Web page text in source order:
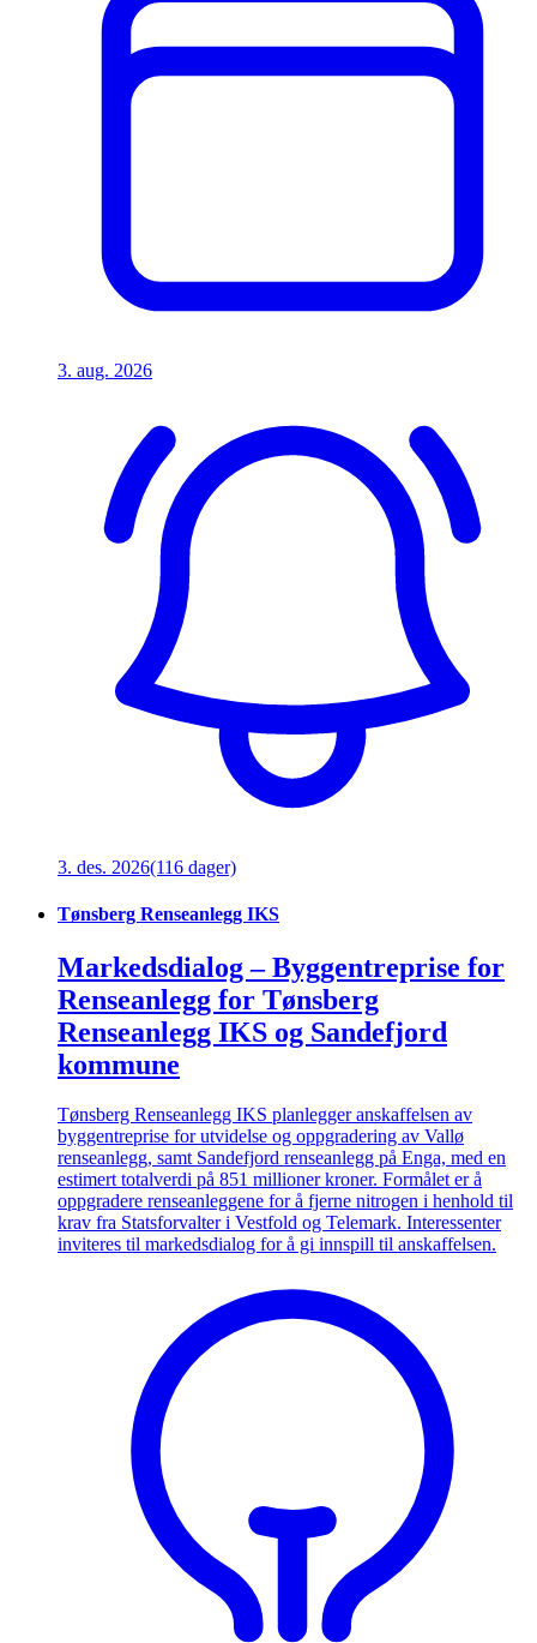
3. aug. 2026
3. des. 2026(116 dager)
Tønsberg Renseanlegg IKS
Markedsdialog – Byggentreprise for
Renseanlegg for Tønsberg
Renseanlegg IKS og Sandefjord
kommune
Tønsberg Renseanlegg IKS planlegger anskaffelsen av
byggentreprise for utvidelse og oppgradering av Vallø
renseanlegg, samt Sandefjord renseanlegg på Enga, med en
estimert totalverdi på 851 millioner kroner. Formålet er å
oppgradere renseanleggene for å fjerne nitrogen i henhold til
krav fra Statsforvalter i Vestfold og Telemark. Interessenter
inviteres til markedsdialog for å gi innspill til anskaffelsen.